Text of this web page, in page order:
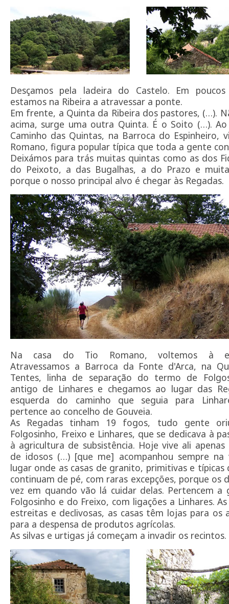
Desçamos pela ladeira do Castelo. Em
estamos na Ribeira a atravessar a ponte.
Em frente, a Quinta da Ribeira dos pastores, (…).
acima, surge uma outra Quinta. É o Soito (…).
Caminho das Quintas, na Barroca do Espinheiro,
Romano, figura popular típica que toda a gente
Deixámos para trás muitas quintas como as dos
do Peixoto, a das Bugalhas, a do Prazo e
porque o nosso principal alvo é chegar às Regadas.
Na casa do Tio Romano, voltemos à
Atravessamos a Barroca da Fonte d'Arca, na
Tentes, linha de separação do termo de
antigo de Linhares e chegamos ao lugar das
esquerda do caminho que seguia para
pertence ao concelho de Gouveia.
As Regadas tinham 19 fogos, tudo gente
Folgosinho, Freixo e Linhares, que se dedicava à
à agricultura de subsistência. Hoje vive ali apenas
de idosos (…) [que me] acompanhou sempre na
lugar onde as casas de granito, primitivas e típicas
continuam de pé, com raras excepções, porque os
vez em quando vão lá cuidar delas. Pertencem a
Folgosinho e do Freixo, com ligações a Linhares.
estreitas e declivosas, as casas têm lojas para os
para a despensa de produtos agrícolas.
As silvas e urtigas já começam a invadir os recintos.